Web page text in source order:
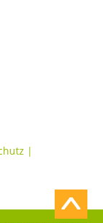
|